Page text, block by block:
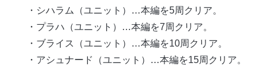
・シハラム（ユニット）…本編を5周クリア。
・プラハ（ユニット）…本編を7周クリア。
・ブライス（ユニット）…本編を10周クリア。
・アシュナード（ユニット）…本編を15周クリア。